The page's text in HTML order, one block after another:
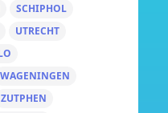
SCHIPHOL
UTRECHT
WAGENINGEN
ZUTPHEN